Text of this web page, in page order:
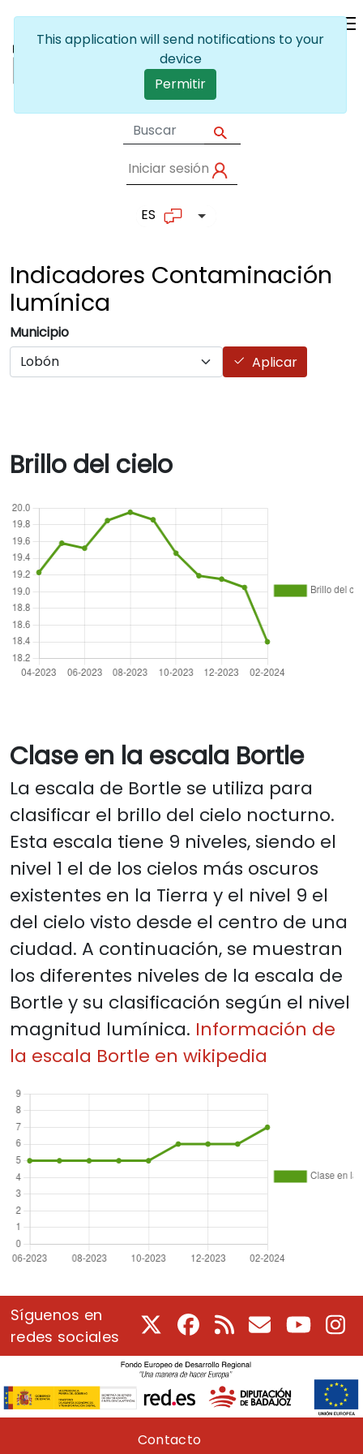
User account
Iniciar sesión
ES Lista adicional de
Indicadores Contaminación
lumínica
Municipio
Aplicar
Brillo del cielo
Clase en la escala Bortle
La escala de Bortle se utiliza para
clasificar el brillo del cielo nocturno.
Esta escala tiene 9 niveles, siendo el
nivel 1 el de los cielos más oscuros
existentes en la Tierra y el nivel 9 el
del cielo visto desde el centro de una
ciudad. A continuación, se muestran
los diferentes niveles de la escala de
Bortle y su clasificación según el nivel
magnitud lumínica. Información de
la escala Bortle en wikipedia
Síguenos en
redes sociales
Facebook
RSS CorreoYoutube
Pie de páginaContacto
This application will send notifications to your
device
Permitir